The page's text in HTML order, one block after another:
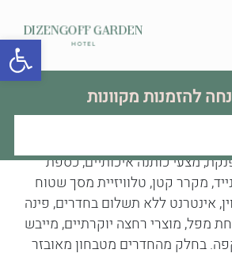
המלון
וגדלים לבחירה, חדרי המלון
רכים ונעימים השאובים מן
מצעי כותנה איכותיים, כספת
מקרר קטן, טלוויזיית מסך שטוח
אינטרנט ללא תשלום בחדרים, פינה
מפל, מוצרי רחצה יוקרתיים, מייבש
בחלק מהחדרים מטבחון מאובזר